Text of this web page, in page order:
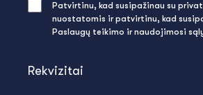
Rekvizitai
Patvirtinu, kad susipažinau su
nuostatomis ir patvirtinu, kad
Paslaugų teikimo ir naudojimosi